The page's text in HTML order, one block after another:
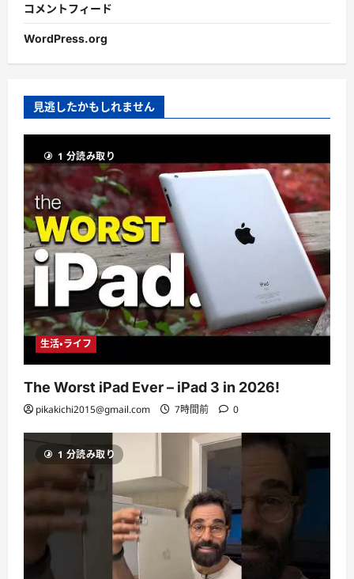
コメントフィード
WordPress.org
見逃したかもしれません
1 分読み取り
生活・ライフ
The Worst iPad Ever – iPad 3 in 2026!
pikakichi2015@gmail.com 7時間前 0
1 分読み取り